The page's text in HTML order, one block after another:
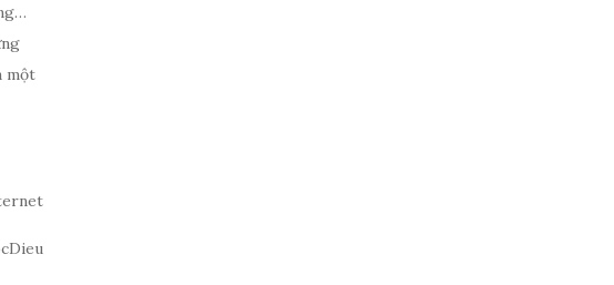
một